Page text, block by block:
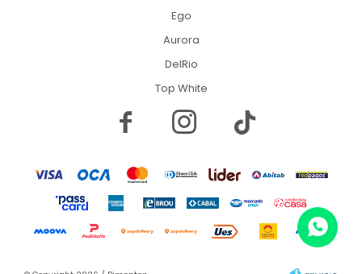
Ego
Aurora
DelRio
Top White
 